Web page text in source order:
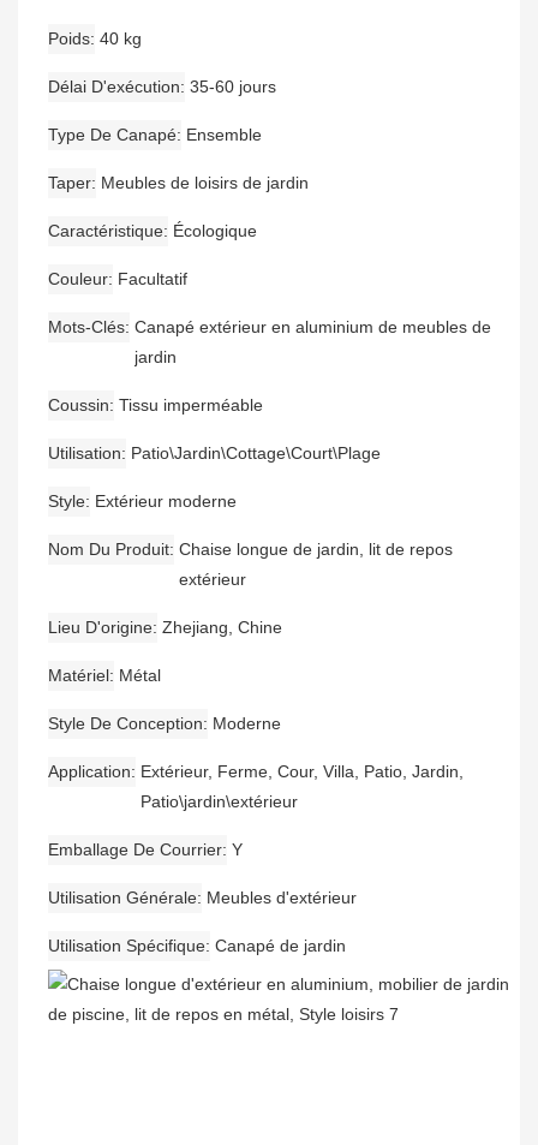
Poids 40 kg
Délai D'exécution 35-60 jours
Type De Canapé Ensemble
Taper Meubles de loisirs de jardin
Caractéristique Écologique
Couleur Facultatif
Mots-Clés Canapé extérieur en aluminium de meubles de
jardin
Coussin Tissu imperméable
Utilisation Patio\Jardin\Cottage\Court\Plage
Style Extérieur moderne
Nom Du Produit Chaise longue de jardin, lit de repos
extérieur
Lieu D'origine Zhejiang, Chine
Matériel Métal
Style De Conception Moderne
Application
Extérieur, Ferme, Cour, Villa, Patio, Jardin,
Patio\jardin\extérieur
Emballage De Courrier Y
Utilisation Générale Meubles d'extérieur
Utilisation Spécifique Canapé de jardin